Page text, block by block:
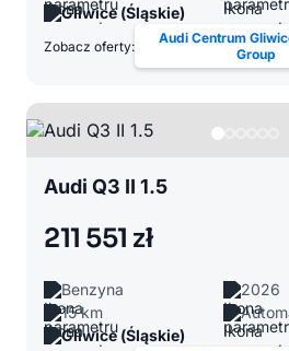
Gliwice (Śląskie)
Zobacz oferty:
Audi Centrum
Group
Audi Q3 II 1.5
211 551 zł
Benzyna
2026
15 km
Gliwice (Śląskie)